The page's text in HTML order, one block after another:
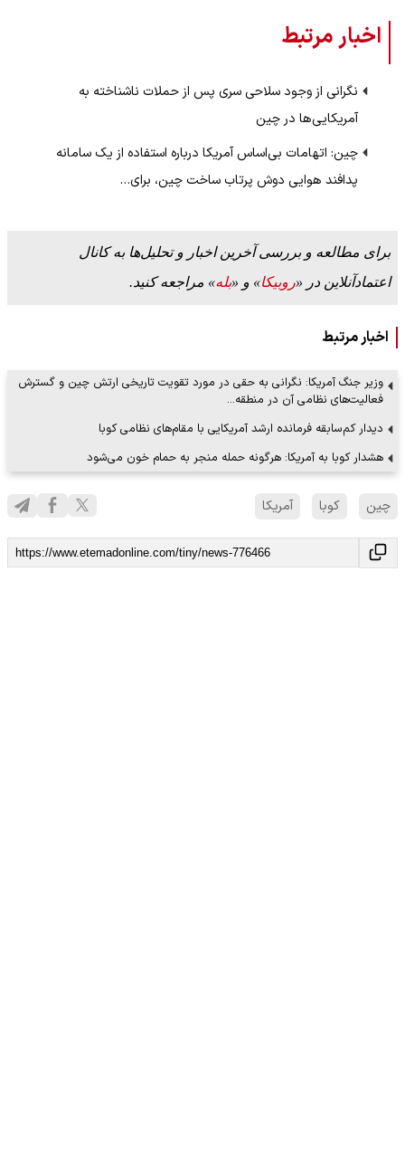
اخبار مرتبط
نگرانی از وجود سلاحی سری پس از حملات ناشناخته به
آمریکایی‌ها در چین
چین: اتهامات بی‌اساس آمریکا درباره استفاده از یک سامانه
پدافند هوایی دوش پرتاب ساخت چین، برای…
برای مطالعه و بررسی آخرین اخبار و تحلیل‌ها به کانال
اعتمادآنلاین در «روبیکا» و «بله» مراجعه کنید.
اخبار مرتبط
وزیر جنگ آمریکا: نگرانی به حقی در مورد تقویت تاریخی ارتش چین و گسترش
فعالیت‌های نظامی آن در منطقه…
دیدار کم‌سابقه فرمانده ارشد آمریکایی با مقام‌های نظامی کوبا
هشدار کوبا به آمریکا: هرگونه حمله منجر به حمام خون می‌شود
چین کوبا آمریکا